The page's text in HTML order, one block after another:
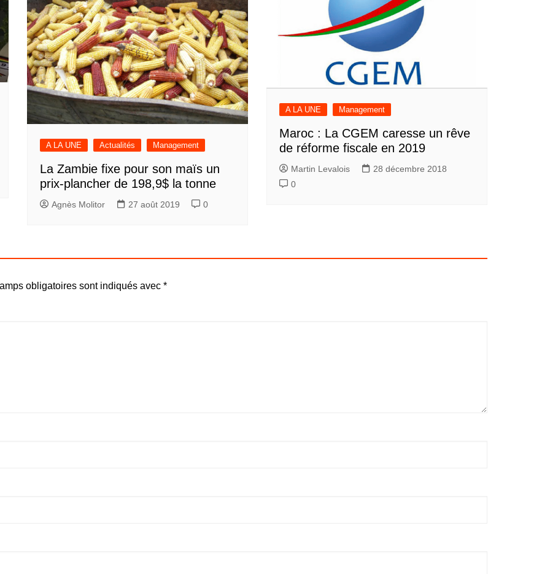
A LA UNE Actualités Management
La Zambie fixe pour son maïs un
prix-plancher de 198,9$ la tonne
Agnès Molitor 27 août 2019 0
A LA UNE Management
Maroc : La CGEM caresse un rêve
de réforme fiscale en 2019
Martin Levalois
28 décembre 2018
0
obligatoires sont indiqués avec *